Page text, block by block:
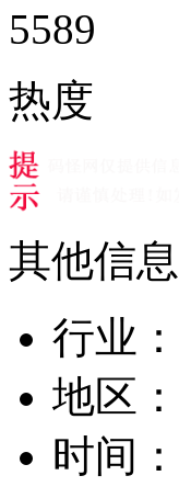
5589
热度
其他信息
行业：
地区：
时间：